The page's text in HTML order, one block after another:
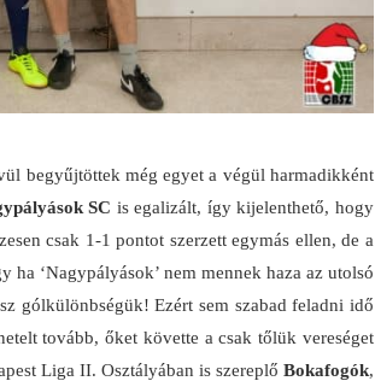
begyűjtöttek még egyet a végül harmadikként
SC is egalizált, így kijelenthető, hogy
csak 1-1 pontot szerzett egymás ellen, de a
‘Nagypályások’ nem mennek haza az utolsó
gólkülönbségük! Ezért sem szabad feladni idő
tovább, őket követte a csak tőlük vereséget
Liga II. Osztályában is szereplő Bokafogók,